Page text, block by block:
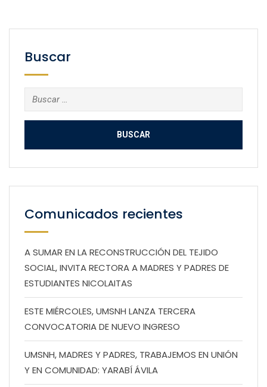
Buscar
Buscar:
Comunicados recientes
A SUMAR EN LA RECONSTRUCCIÓN DEL TEJIDO
SOCIAL, INVITA RECTORA A MADRES Y PADRES DE
ESTUDIANTES NICOLAITAS
ESTE MIÉRCOLES, UMSNH LANZA TERCERA
CONVOCATORIA DE NUEVO INGRESO
UMSNH, MADRES Y PADRES, TRABAJEMOS EN UNIÓN
Y EN COMUNIDAD: YARABÍ ÁVILA